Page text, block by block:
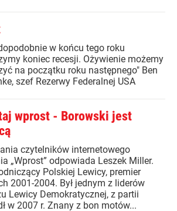
w końcu tego roku
koniec recesji. Ożywienie możemy
na początku roku następnego" Ben
szef Rezerwy Federalnej USA
wprost - Borowski jest
czytelników internetowego
„Wprost” odpowiada Leszek Miller.
Polskiej Lewicy, premier
2001-2004. Był jednym z liderów
Lewicy Demokratycznej, z partii
w 2007 r. Znany z bon motów...